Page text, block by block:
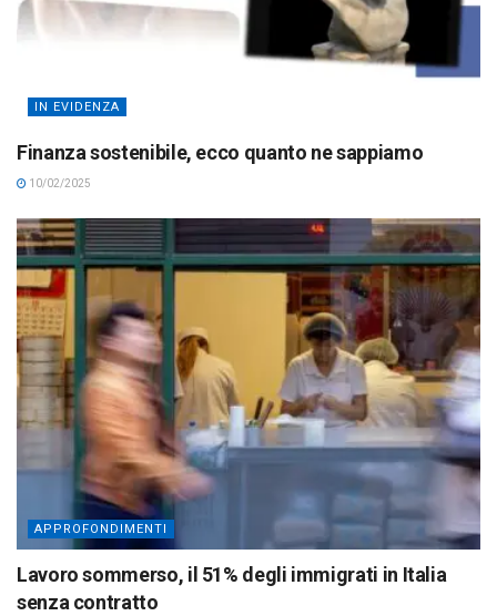
IN EVIDENZA
Finanza sostenibile, ecco quanto ne sappiamo
10/02/2025
APPROFONDIMENTI
Lavoro sommerso, il 51% degli immigrati in Italia
senza contratto